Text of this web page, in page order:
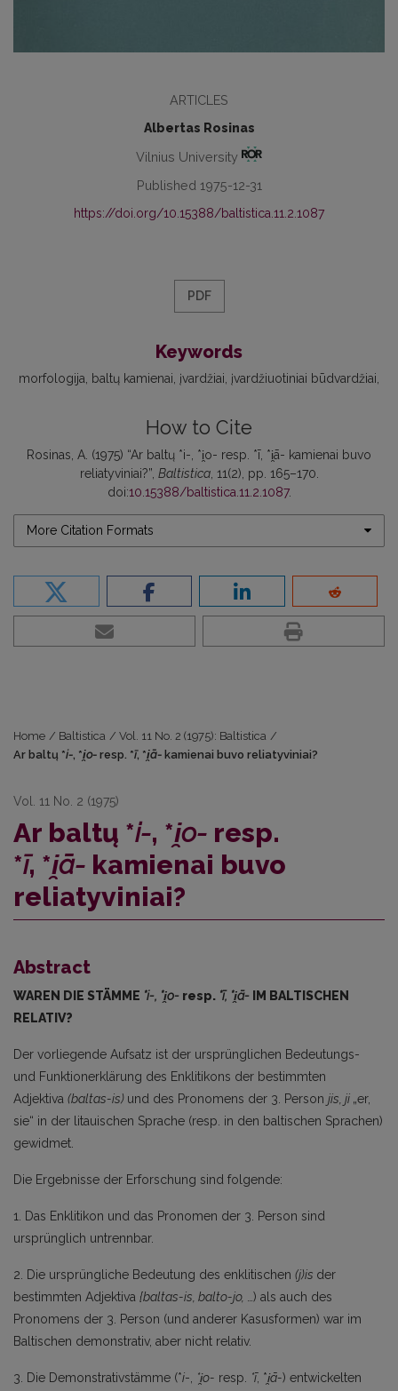
ARTICLES
Albertas Rosinas
Vilnius University
Published 1975-12-31
https://doi.org/10.15388/baltistica.11.2.1087
PDF
Keywords
morfologija baltų kamienai įvardžiai įvardžiuotiniai būdvardžiai
How to Cite
Rosinas, A. (1975) “Ar baltų *i-, *i̯o- resp. *ī, *i̯ā- kamienai buvo
reliatyviniai?”, Baltistica, 11(2), pp. 165–170.
doi:10.15388/baltistica.11.2.1087.
More Citation Formats
Home / Baltistica / Vol. 11 No. 2 (1975): Baltistica /
Ar baltų *i-, *i̯o- resp. *ī, *i̯ā- kamienai buvo reliatyviniai?
Vol. 11 No. 2 (1975)
Ar baltų *i-, *i̯o- resp.
*ī, *i̯ā- kamienai buvo
reliatyviniai?
Abstract
WAREN DIE STÄMME *i-, *i̯o- resp. *ī, *i̯ā- IM BALTISCHEN
RELATIV?
Der vorliegende Aufsatz ist der ursprünglichen Bedeutungs-
und Funktionerklärung des Enklitikons der bestimmten
Adjektiva (baltas-is) und des Pronomens der 3. Person jis, ji „er,
sie“ in der litauischen Sprache (resp. in den baltischen Sprachen)
gewidmet.
Die Ergebnisse der Erforschung sind folgende:
1. Das Enklitikon und das Pronomen der 3. Person sind
ursprünglich untrennbar.
2. Die ursprüngliche Bedeutung des enklitischen (j)is der
bestimmten Adjektiva {baltas-is, balto-jo,
…) als auch des
Pronomens der 3. Person (und anderer Kasusformen) war im
Baltischen demonstrativ, aber nicht relativ.
3. Die Demonstrativstämme (*i-, *i̯o- resp. *ī, *i̯ā-) entwickelten